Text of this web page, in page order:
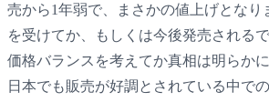
売から1年弱で、まさかの値上げとなり
を受けてか、もしくは今後発売される
価格バランスを考えてか真相は明らか
日本でも販売が好調とされている中で